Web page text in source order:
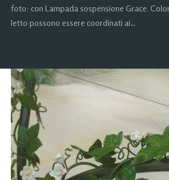
foto: con Lampada sospensione Grace.
letto possono essere coordinati ai…